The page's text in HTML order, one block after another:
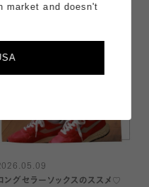
ングセラーソックスのススメ♡
market and doesn't